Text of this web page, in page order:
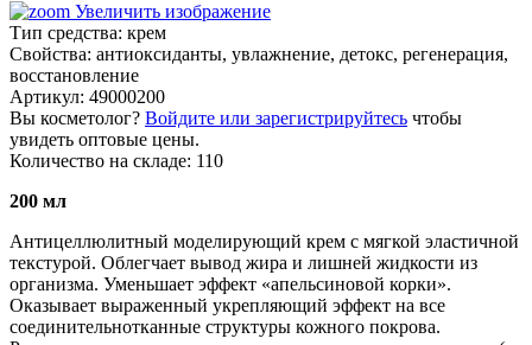
Увеличить изображение
Тип средства: крем
Свойства: антиоксиданты, увлажнение, детокс, регенерация,
восстановление
Артикул: 49000200
Вы косметолог? Войдите или зарегистрируйтесь чтобы
увидеть оптовые цены.
Количество на складе: 110
200 мл
Антицеллюлитный моделирующий крем с мягкой эластичной
текстурой. Облегчает вывод жира и лишней жидкости из
организма. Уменьшает эффект «апельсиновой корки».
Оказывает выраженный укрепляющий эффект на все
соединительнотканные структуры кожного покрова.